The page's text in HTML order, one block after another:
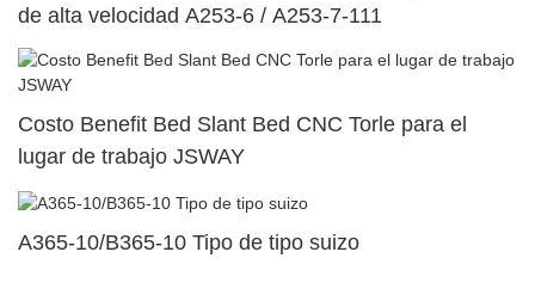
de alta velocidad A253-6 / A253-7-111
Costo Benefit Bed Slant Bed CNC Torle para el
lugar de trabajo JSWAY
A365-10/B365-10 Tipo de tipo suizo